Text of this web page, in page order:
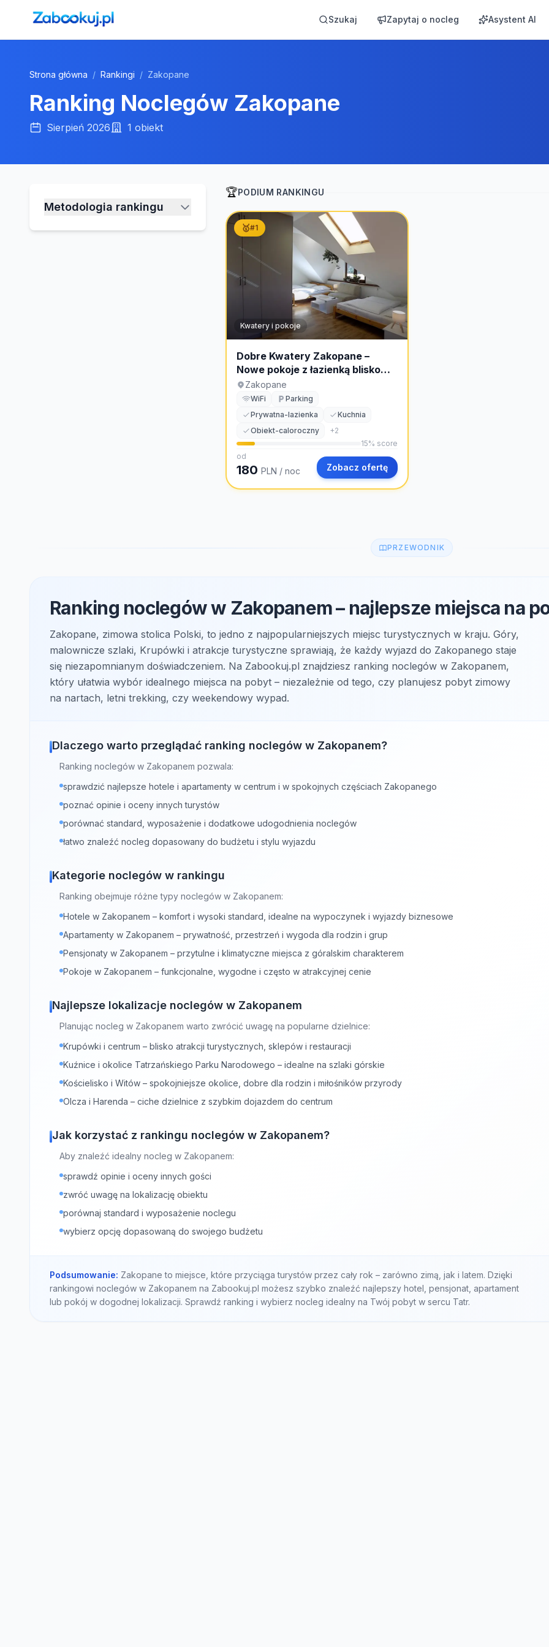
Szukaj Zapytaj o nocleg Asystent AI
Strona główna / Rankingi / Zakopane
Ranking Noclegów Zakopane
Sierpień 2026 1 obiekt
Metodologia rankingu
🏆PODIUM RANKINGU
🥇#1
Kwatery i pokoje
Dobre Kwatery Zakopane –
Nowe pokoje z łazienką blisko
centrum i dworca
Zakopane
WiFi
Parking
Prywatna-lazienka
Kuchnia
Obiekt-caloroczny
+2
15% score
od
180 PLN / noc Zobacz ofertę
PRZEWODNIK
Ranking noclegów w Zakopanem – najlepsze miejsca na
Zakopane, zimowa stolica Polski, to jedno z najpopularniejszych miejsc turystycznych w kraju. Góry,
malownicze szlaki, Krupówki i atrakcje turystyczne sprawiają, że każdy wyjazd do Zakopanego staje
się niezapomnianym doświadczeniem. Na Zabookuj.pl znajdziesz ranking noclegów w Zakopanem,
który ułatwia wybór idealnego miejsca na pobyt – niezależnie od tego, czy planujesz pobyt zimowy
na nartach, letni trekking, czy weekendowy wypad.
Dlaczego warto przeglądać ranking noclegów w Zakopanem?
Ranking noclegów w Zakopanem pozwala:
sprawdzić najlepsze hotele i apartamenty w centrum i w spokojnych częściach Zakopanego
poznać opinie i oceny innych turystów
porównać standard, wyposażenie i dodatkowe udogodnienia noclegów
łatwo znaleźć nocleg dopasowany do budżetu i stylu wyjazdu
Kategorie noclegów w rankingu
Ranking obejmuje różne typy noclegów w Zakopanem:
Hotele w Zakopanem – komfort i wysoki standard, idealne na wypoczynek i wyjazdy biznesowe
Apartamenty w Zakopanem – prywatność, przestrzeń i wygoda dla rodzin i grup
Pensjonaty w Zakopanem – przytulne i klimatyczne miejsca z góralskim charakterem
Pokoje w Zakopanem – funkcjonalne, wygodne i często w atrakcyjnej cenie
Najlepsze lokalizacje noclegów w Zakopanem
Planując nocleg w Zakopanem warto zwrócić uwagę na popularne dzielnice:
Krupówki i centrum – blisko atrakcji turystycznych, sklepów i restauracji
Kuźnice i okolice Tatrzańskiego Parku Narodowego – idealne na szlaki górskie
Kościelisko i Witów – spokojniejsze okolice, dobre dla rodzin i miłośników przyrody
Olcza i Harenda – ciche dzielnice z szybkim dojazdem do centrum
Jak korzystać z rankingu noclegów w Zakopanem?
Aby znaleźć idealny nocleg w Zakopanem:
sprawdź opinie i oceny innych gości
zwróć uwagę na lokalizację obiektu
porównaj standard i wyposażenie noclegu
wybierz opcję dopasowaną do swojego budżetu
Podsumowanie: Zakopane to miejsce, które przyciąga turystów przez cały rok – zarówno zimą, jak i latem. Dzięki
rankingowi noclegów w Zakopanem na Zabookuj.pl możesz szybko znaleźć najlepszy hotel, pensjonat, apartament
lub pokój w dogodnej lokalizacji. Sprawdź ranking i wybierz nocleg idealny na Twój pobyt w sercu Tatr.